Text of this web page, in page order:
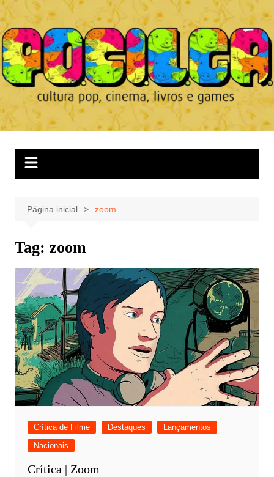
Ir
para
o
conteúdo
Página inicial zoom
Tag: zoom
Crítica de Filme Destaques
Lançamentos
Nacionais
Crítica | Zoom